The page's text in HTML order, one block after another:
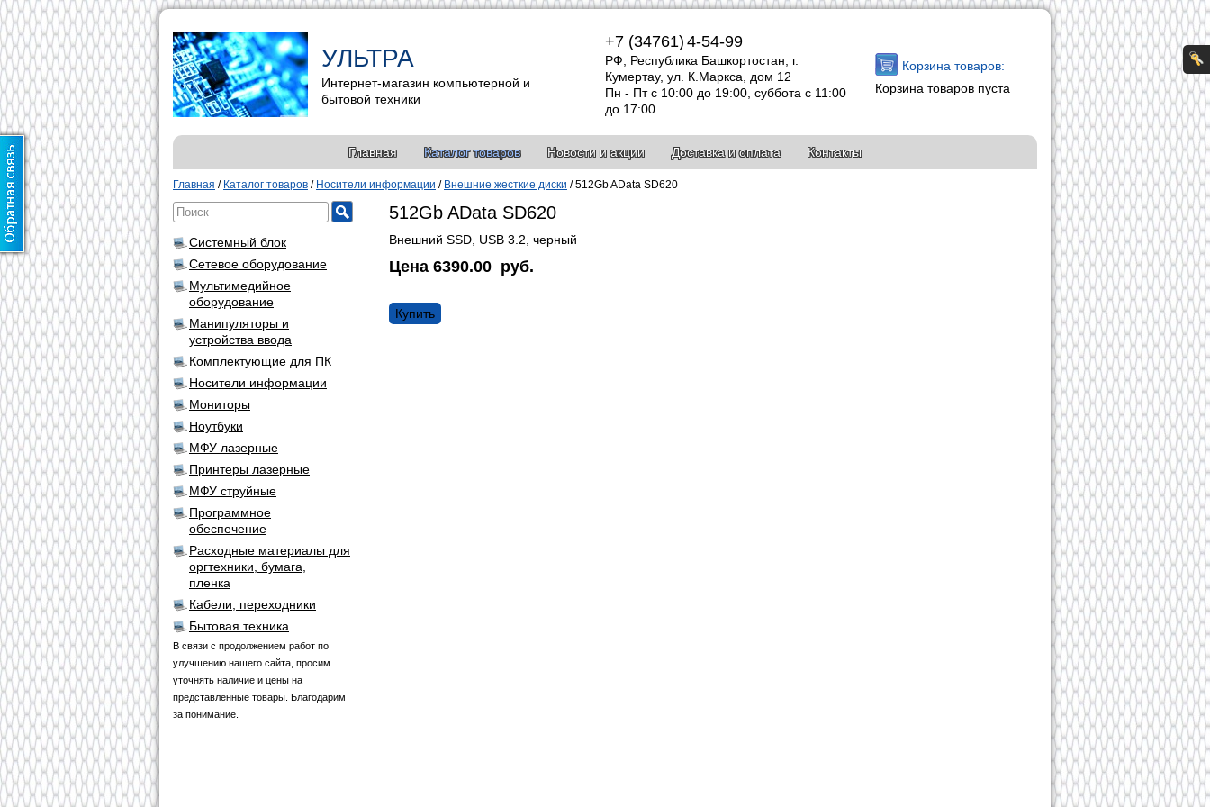
УЛЬТРА
Интернет-магазин компьютерной и
бытовой техники
+7 (34761) 4-54-99
РФ, Республика Башкортостан, г.
Кумертау, ул. К.Маркса, дом 12
Пн - Пт с 10:00 до 19:00, суббота с 11:00
до 17:00
Корзина товаров:
Корзина товаров пуста
Главная Каталог товаров Новости и акции Доставка и оплата Контакты
Главная / Каталог товаров / Носители информации / Внешние жесткие диски / 512Gb AData SD620
Системный блок
Сетевое оборудование
Мультимедийное
оборудование
Манипуляторы и
устройства ввода
Комплектующие для ПК
Носители информации
Мониторы
Ноутбуки
МФУ лазерные
Принтеры лазерные
МФУ струйные
Программное
обеспечение
Расходные материалы для
оргтехники, бумага,
пленка
Кабели, переходники
Бытовая техника
В связи с продолжением работ по
улучшению нашего сайта, просим
уточнять наличие и цены на
представленные товары. Благодарим
за понимание.
512Gb AData SD620
Внешний SSD, USB 3.2, черный
Цена 6390.00 руб.
Купить